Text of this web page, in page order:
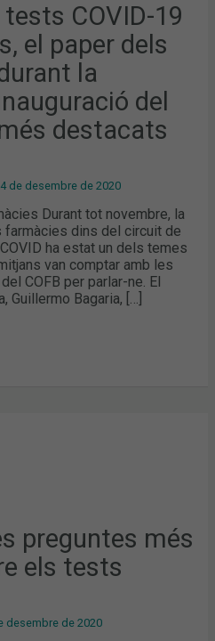
COVID-19
el paper dels
la
del
destacats
de desembre de 2020
Durant tot novembre, la
farmàcies dins del circuit de
ha estat un dels temes
van comptar amb les
COFB per parlar-ne. El
Guillermo Bagaria, […]
preguntes més
els tests
desembre de 2020